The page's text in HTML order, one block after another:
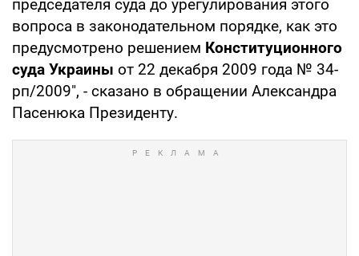
председателя суда до урегулирования этого
вопроса в законодательном порядке, как это
предусмотрено решением Конституционного
суда Украины от 22 декабря 2009 года № 34-
рп/2009", - сказано в обращении Александра
Пасенюка Президенту.